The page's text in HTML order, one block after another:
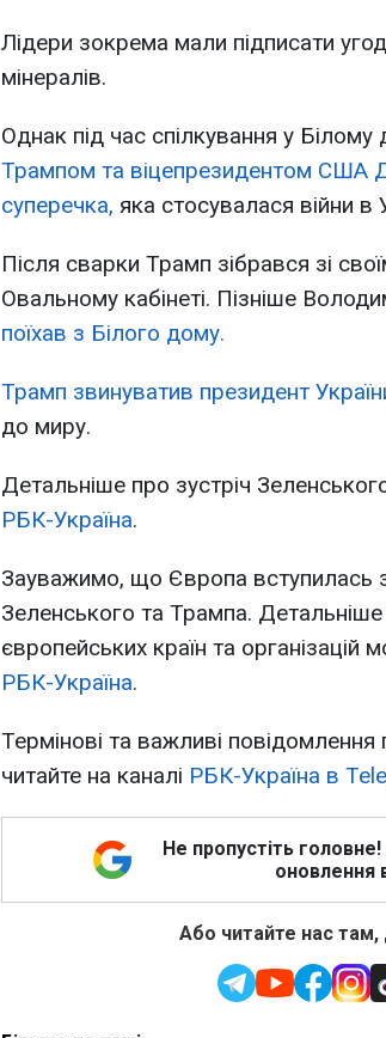
Лідери зокрема мали підписати
мінералів.
Однак під час спілкування у Білому
Трампом та віцепрезидентом США
суперечка, яка стосувалася війни в
Після сварки Трамп зібрався зі
Овальному кабінеті. Пізніше
поїхав з Білого дому.
Трамп звинуватив президент
до миру.
Детальніше про зустріч
РБК-Україна.
Зауважимо, що Європа вступилась
Зеленського та Трампа. Детальніше
європейських країн та організацій
РБК-Україна.
Термінові та важливі повідомлення
читайте на каналі РБК-Україна в
Не пропустіть
оновлення
Або читайте нас там,